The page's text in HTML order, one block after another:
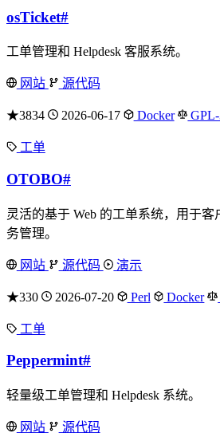
osTicket#
工单管理和 Helpdesk 客服系统。
网站 源代码
★3834 2026-06-17 Docker
工单
OTOBO#
灵活的基于 Web 的工单系统，用于
务管理。
网站 源代码 演示
★330 2026-07-20 Perl Docker
工单
Peppermint#
轻量级工单管理和 Helpdesk 系统。
网站 源代码